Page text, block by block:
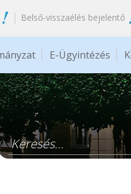
Belső-visszaélés bejelentő
E-Ügyintézés
Keresés űrlap